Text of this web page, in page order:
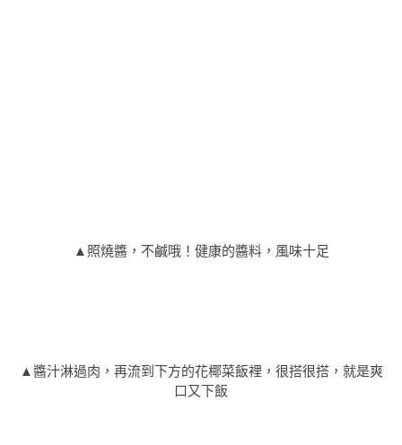
▲照燒醬，不鹹哦！健康的醬料，風味十足
▲醬汁淋過肉，再流到下方的花椰菜飯裡，很搭很搭，就是爽
口又下飯